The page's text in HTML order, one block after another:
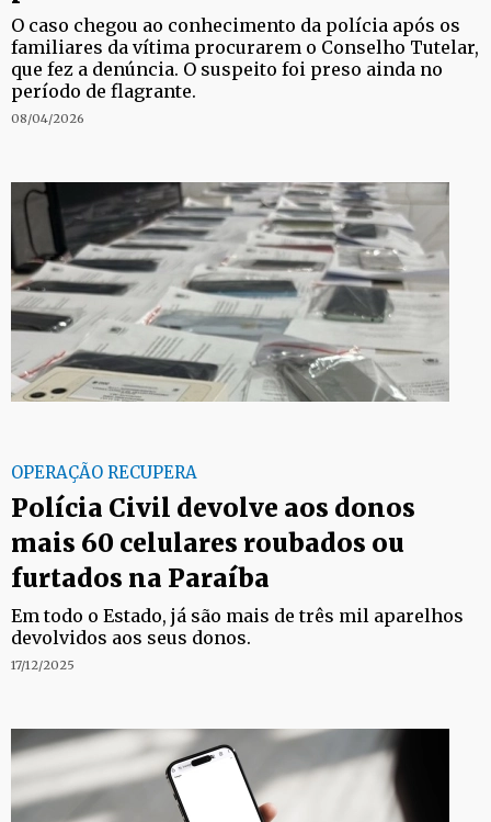
O caso chegou ao conhecimento da polícia após os
familiares da vítima procurarem o Conselho Tutelar,
que fez a denúncia. O suspeito foi preso ainda no
período de flagrante.
08/04/2026
OPERAÇÃO RECUPERA
Polícia Civil devolve aos donos
mais 60 celulares roubados ou
furtados na Paraíba
Em todo o Estado, já são mais de três mil aparelhos
devolvidos aos seus donos.
17/12/2025